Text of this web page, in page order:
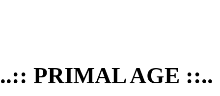
..:: PRIMAL AGE ::..